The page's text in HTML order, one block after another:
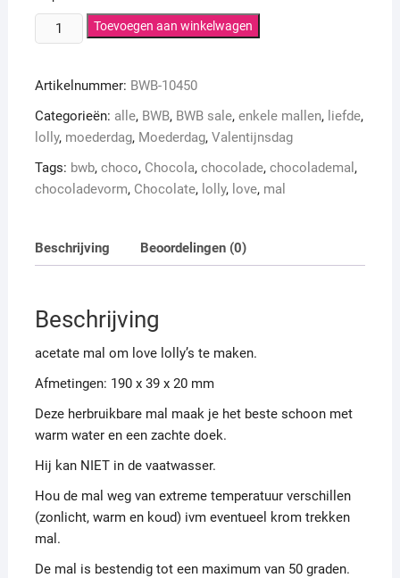
BWB
lolly
OP=OP
aantal
Toevoegen aan winkelwagen
Artikelnummer: BWB-10450
Categorieën: alle, BWB, BWB sale, enkele mallen, liefde,
lolly, moederdag, Moederdag, Valentijnsdag
Tags: bwb, choco, Chocola, chocolade, chocolademal ,
chocoladevorm, Chocolate, lolly, love, mal
Beschrijving Beoordelingen (0)
Beschrijving
acetate mal om love lolly’s te maken.
Afmetingen: 190 x 39 x 20 mm
Deze herbruikbare mal maak je het beste schoon met
warm water en een zachte doek.
Hij kan NIET in de vaatwasser.
Hou de mal weg van extreme temperatuur verschillen
(zonlicht, warm en koud) ivm eventueel krom trekken
mal.
De mal is bestendig tot een maximum van 50 graden.